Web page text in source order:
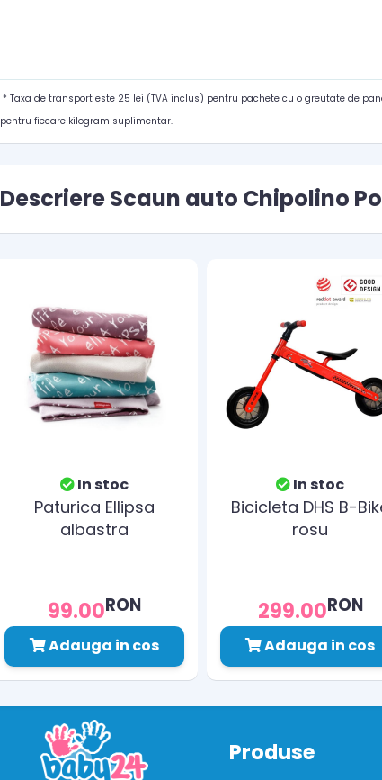
* Taxa de transport este 25 lei (TVA inclus) pentru pachete cu o greutate de
pentru fiecare kilogram suplimentar.
Descriere Scaun auto Chipolino
In stoc
Paturica Ellipsa
albastra
99.00RON
Adauga in cos
In stoc
Bicicleta DHS B-
rosu
299.00RON
Adauga in cos
Produse